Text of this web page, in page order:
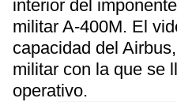
interior del
militar A-400M. El
capacidad del
militar con la que se
operativo.